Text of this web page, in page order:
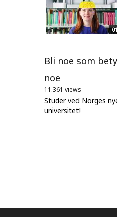
Bli noe som
noe
11.361 views
Studer ved Norges
universitet!